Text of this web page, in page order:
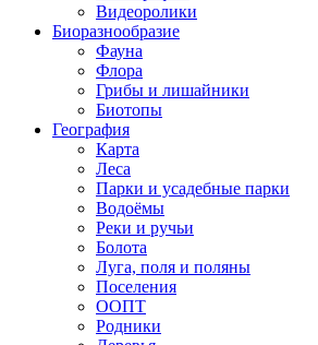
Видеоролики
Биоразнообразие
Фауна
Флора
Грибы и лишайники
Биотопы
География
Карта
Леса
Парки и усадебные парки
Водоёмы
Реки и ручьи
Болота
Луга, поля и поляны
Поселения
ООПТ
Родники